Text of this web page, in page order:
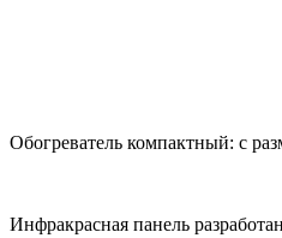
Обогреватель компактный: с
Инфракрасная панель